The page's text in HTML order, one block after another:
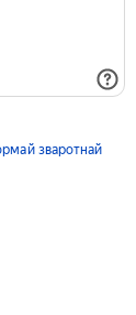
зваротнай